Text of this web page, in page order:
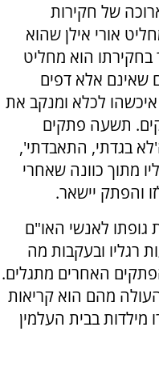
של חקירות
אורי אילן שהוא
בחקירתו הוא מחליט
שאינם אלא דפים
לכלא ומנקב את
תשעה פתקים
בגדתי, התאבדתי',
מתוך כוונה שאחרי
והפתק יישאר.
גופתו לאנשי האו"ם
רגליו ובעקבות מה
האחרים מתגלים.
מהם הוא קריאות
בבית העלמין